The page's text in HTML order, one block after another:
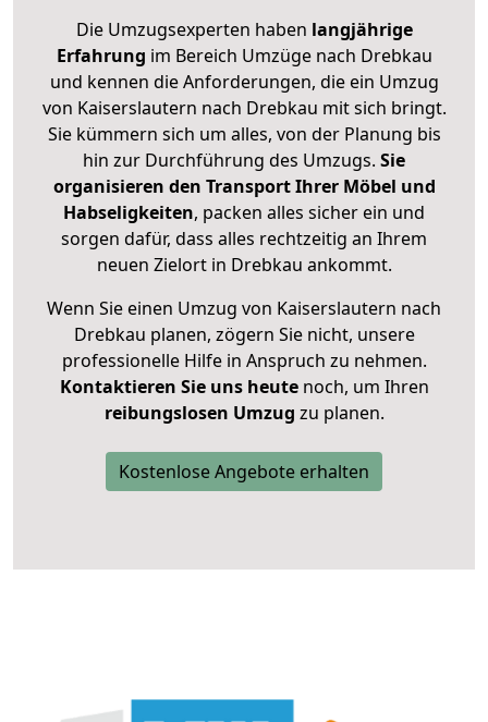
Die Umzugsexperten haben langjährige
Erfahrung im Bereich Umzüge nach Drebkau
und kennen die Anforderungen, die ein Umzug
von Kaiserslautern nach Drebkau mit sich bringt.
Sie kümmern sich um alles, von der Planung bis
hin zur Durchführung des Umzugs. Sie
organisieren den Transport Ihrer Möbel und
Habseligkeiten, packen alles sicher ein und
sorgen dafür, dass alles rechtzeitig an Ihrem
neuen Zielort in Drebkau ankommt.
Wenn Sie einen Umzug von Kaiserslautern nach
Drebkau planen, zögern Sie nicht, unsere
professionelle Hilfe in Anspruch zu nehmen.
Kontaktieren Sie uns heutenoch, um Ihren
reibungslosen Umzug zu planen.
Kostenlose Angebote erhalten